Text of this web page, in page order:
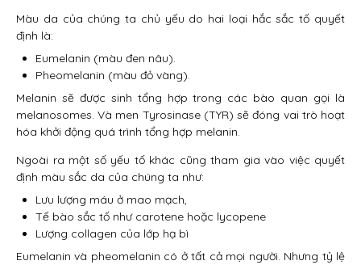
Màu da của chúng ta chủ yếu do hai loại hắc sắc tố quyết
định là:
Eumelanin (màu đen nâu).
Pheomelanin (màu đỏ vàng).
Melanin sẽ được sinh tổng hợp trong các bào quan gọi là
melanosomes. Và men Tyrosinase (TYR) sẽ đóng vai trò hoạt
hóa khởi động quá trình tổng hợp melanin.
Ngoài ra một số yếu tố khác cũng tham gia vào việc quyết
định màu sắc da của chúng ta như:
Lưu lượng máu ở mao mạch,
Tế bào sắc tố như carotene hoặc lycopene
Lượng collagen của lớp hạ bì
Eumelanin và pheomelanin có ở tất cả mọi người. Nhưng tỷ lệ